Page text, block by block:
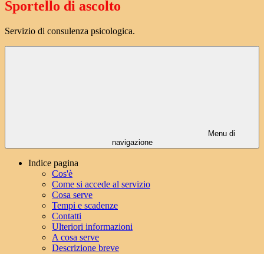
Sportello di ascolto
Servizio di consulenza psicologica.
Menu di
navigazione
Indice pagina
Cos'è
Come si accede al servizio
Cosa serve
Tempi e scadenze
Contatti
Ulteriori informazioni
A cosa serve
Descrizione breve